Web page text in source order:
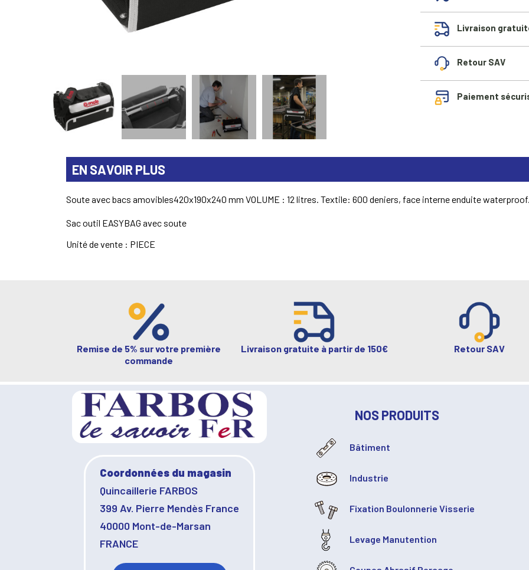
Livraison
Retour SAV
Paiement
EN SAVOIR PLUS
Soute avec bacs amovibles420x190x240 mm VOLUME : 12 litres. Textile: 600 deniers, face interne enduite
Sac outil EASYBAG avec soute
Unité de vente : PIECE
Remise de 5% sur votre première
commande
Livraison gratuite à partir de 150€ Retour SAV
Coordonnées du magasin
Quincaillerie FARBOS
399 Av. Pierre Mendès France
40000 Mont-de-Marsan
FRANCE
NOS PRODUITS
Bâtiment
Industrie
Fixation Boulonnerie Visserie
Levage Manutention